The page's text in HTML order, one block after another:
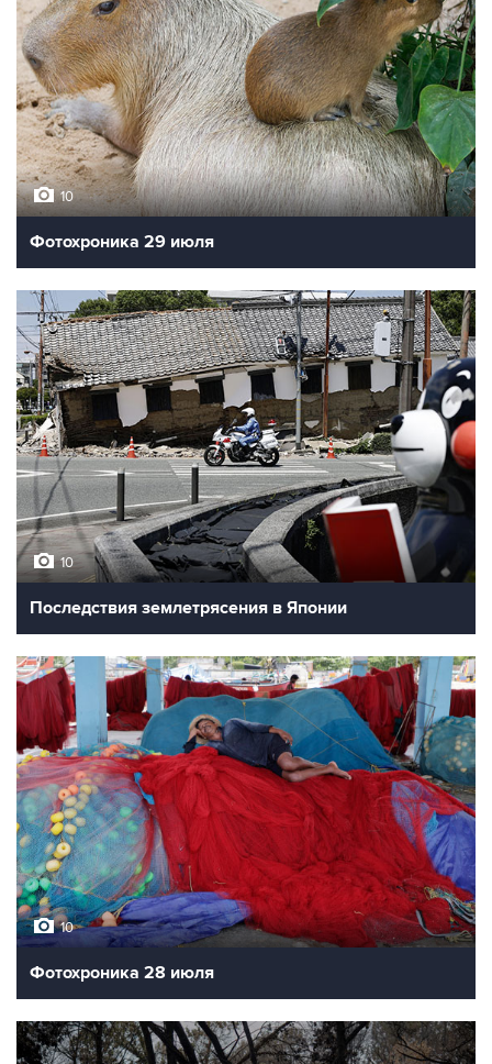
10
Фотохроника 29 июля
10
Последствия землетрясения в Японии
10
Фотохроника 28 июля